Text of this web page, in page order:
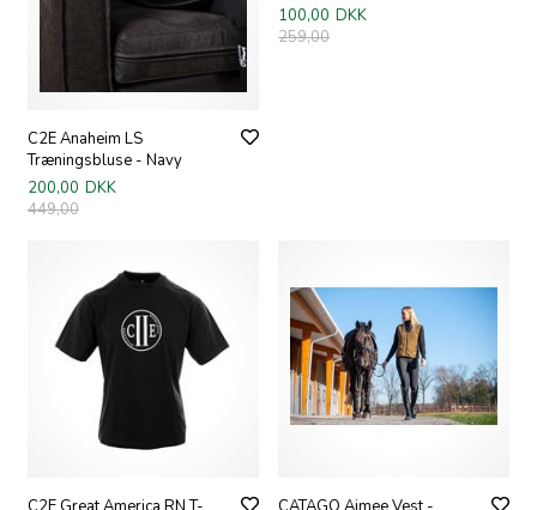
C2E Anaheim LS
Træningsbluse - Navy
200,00 DKK
449,00
100,00 DKK
259,00